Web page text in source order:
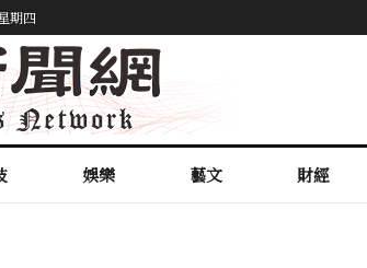
期四
娛樂 藝文 財經